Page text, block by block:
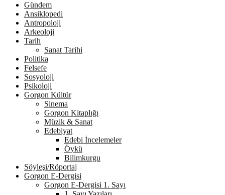
Gündem
Ansiklopedi
Antropoloji
Arkeoloji
Tarih
Sanat Tarihi
Politika
Felsefe
Sosyoloji
Psikoloji
Gorgon Kültür
Sinema
Gorgon Kitaplığı
Müzik & Sanat
Edebiyat
Edebi İncelemeler
Öykü
Bilimkurgu
Söyleşi/Röportaj
Gorgon E-Dergisi
Gorgon E-Dergisi 1. Sayı